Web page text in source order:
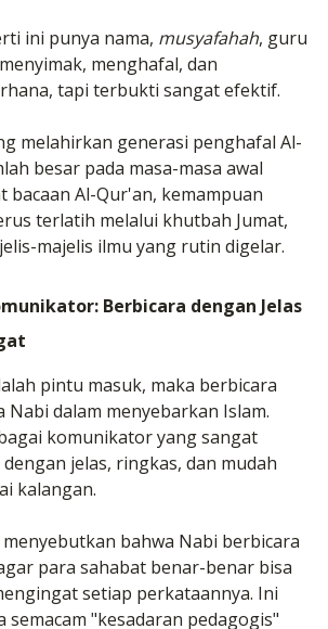
ini punya nama, musyafahah, guru
menghafal, dan
tapi terbukti sangat efektif.
melahirkan generasi penghafal Al-
besar pada masa-masa awal
bacaan Al-Qur'an, kemampuan
terlatih melalui khutbah Jumat,
majelis ilmu yang rutin digelar.
Berbicara dengan Jelas
pintu masuk, maka berbicara
Nabi dalam menyebarkan Islam.
komunikator yang sangat
jelas, ringkas, dan mudah
kalangan.
bahwa Nabi berbicara
para sahabat benar-benar bisa
setiap perkataannya. Ini
semacam "kesadaran pedagogis"